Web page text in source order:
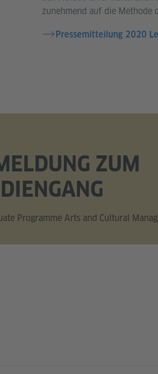
zunehmend auf die Methode
Pressemitteilung 2020
ZUM
Programme Arts and Cultural